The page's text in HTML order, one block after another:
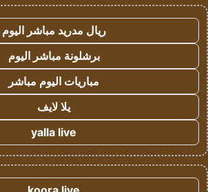
ريال مدريد مباشر اليوم
برشلونة مباشر اليوم
مباريات اليوم مباشر
يلا لايف
yalla live